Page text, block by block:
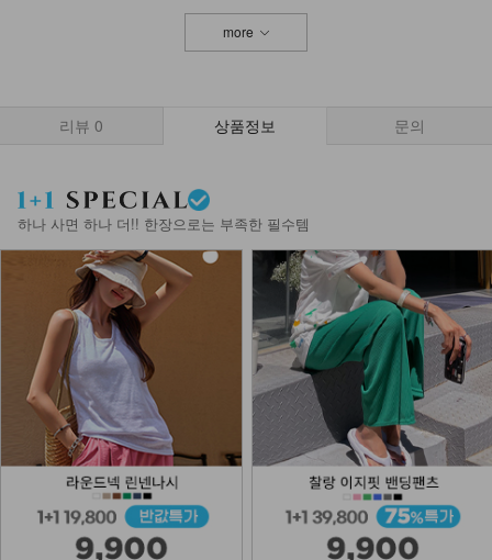
+DM41-T-36/나오미
14,900
more
리뷰 0 상품정보 문의
하나 사면 하나 더!! 한장으로는 부족한 필수템